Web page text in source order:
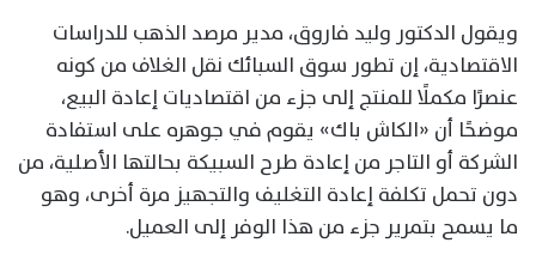
ويقول الدكتور وليد فاروق، مدير مرصد الذهب للدراسات
الاقتصادية، إن تطور سوق السبائك نقل الغلاف من كونه
عنصرًا مكملًا للمنتج إلى جزء من اقتصاديات إعادة البيع،
موضحًا أن «الكاش باك» يقوم في جوهره على استفادة
الشركة أو التاجر من إعادة طرح السبيكة بحالتها الأصلية، من
دون تحمل تكلفة إعادة التغليف والتجهيز مرة أخرى، وهو
ما يسمح بتمرير جزء من هذا الوفر إلى العميل.